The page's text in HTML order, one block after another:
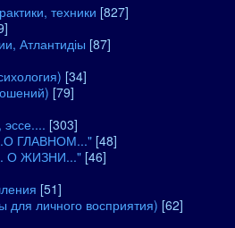
техники [827]
Атлантидіы [87]
[34]
[79]
эссе.... [303]
ГЛАВНОМ..." [48]
О ЖИЗНИ..." [46]
[51]
для личного восприятия) [62]